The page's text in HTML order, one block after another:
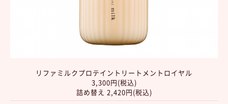
リファミルクプロテイントリートメントロイヤル
3,300円(税込)
詰め替え 2,420円(税込)